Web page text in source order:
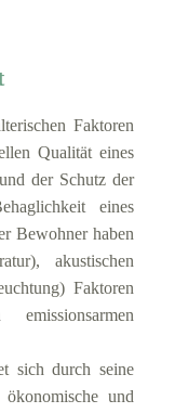
Faktoren
Qualität eines
der Schutz der
eines
Bewohner haben
akustischen
Faktoren
sich durch seine
und